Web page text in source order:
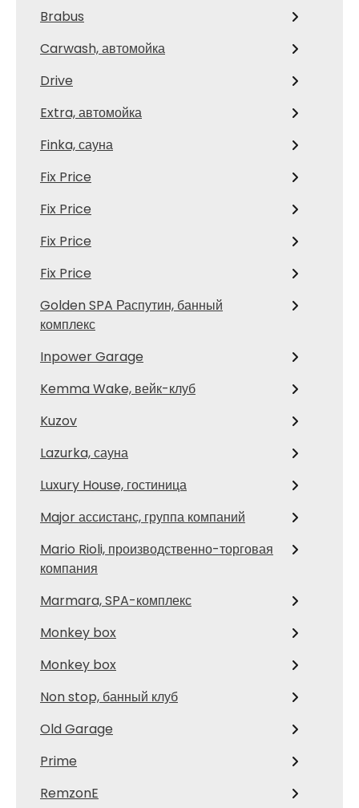
Brabus
Carwash, автомойка
Drive
Extra, автомойка
Finka, сауна
Fix Price
Fix Price
Fix Price
Fix Price
Golden SPA Распутин, банный
комплекс
Inpower Garage
Kemma Wake, вейк-клуб
Kuzov
Lazurka, сауна
Luxury House, гостиница
Major ассистанс, группа компаний
Mario Rioli, производственно-торговая
компания
Marmara, SPA-комплекс
Monkey box
Monkey box
Non stop, банный клуб
Old Garage
Prime
RemzonE